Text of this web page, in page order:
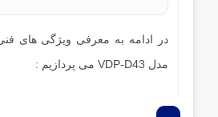
در ادامه به معرفی ویژگی های
مدل VDP-D43 می پردازیم :